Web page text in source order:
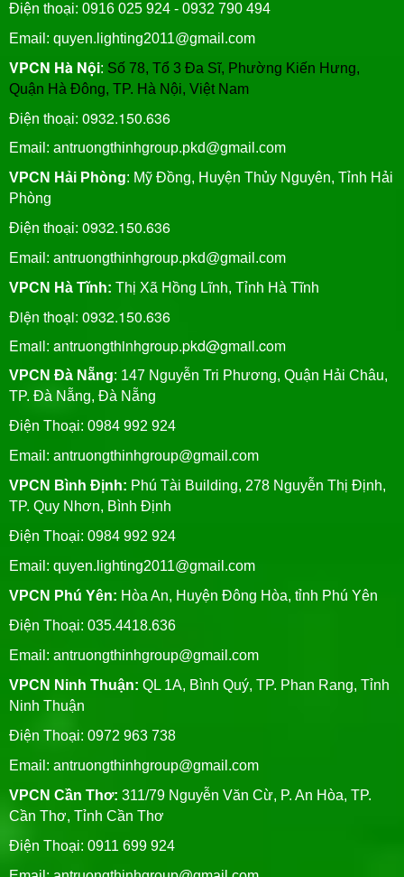
Điện thoại: 0916 025 924 - 0932 790 494
Email: quyen.lighting2011@gmail.com
VPCN Hà Nội: Số 78, Tổ 3 Đa Sĩ, Phường Kiến Hưng,
Quận Hà Đông, TP. Hà Nội, Việt Nam
Điện thoại: 0932.150.636
Email: antruongthinhgroup.pkd@gmail.com
VPCN Hải Phòng: Mỹ Đồng, Huyện Thủy Nguyên, Tỉnh Hải
Phòng
Điện thoại: 0932.150.636
Email: antruongthinhgroup.pkd@gmail.com
VPCN Hà Tĩnh: Thị Xã Hồng Lĩnh, Tỉnh Hà Tĩnh
Điện thoại: 0932.150.636
Email: antruongthinhgroup.pkd@gmail.com
VPCN Đà Nẵng: 147 Nguyễn Tri Phương, Quận Hải Châu,
TP. Đà Nẵng, Đà Nẵng
Điện Thoại: 0984 992 924
Email: antruongthinhgroup@gmail.com
VPCN Bình Định: Phú Tài Building, 278 Nguyễn Thị Định,
TP. Quy Nhơn, Bình Định
Điện Thoại: 0984 992 924
Email: quyen.lighting2011@gmail.com
VPCN Phú Yên: Hòa An, Huyện Đông Hòa, tỉnh Phú Yên
Điện Thoại: 035.4418.636
Email: antruongthinhgroup@gmail.com
VPCN Ninh Thuận: QL 1A, Bình Quý, TP. Phan Rang, Tỉnh
Ninh Thuận
Điện Thoại: 0972 963 738
Email: antruongthinhgroup@gmail.com
VPCN Cần Thơ: 311/79 Nguyễn Văn Cừ, P. An Hòa, TP.
Cần Thơ, Tỉnh Cần Thơ
Điện Thoại: 0911 699 924